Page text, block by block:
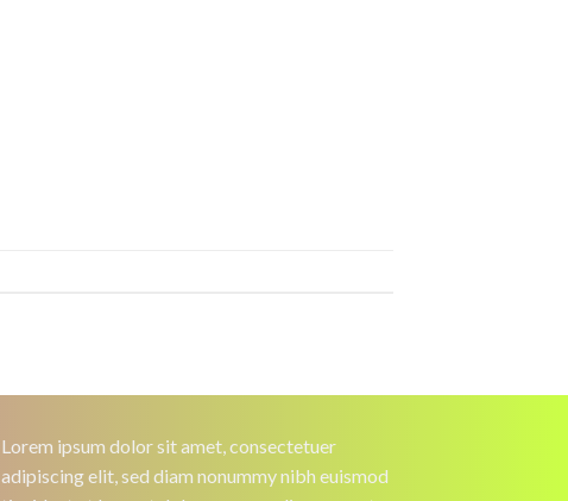
Lorem ipsum dolor sit amet, consectetuer
adipiscing elit, sed diam nonummy nibh euismod